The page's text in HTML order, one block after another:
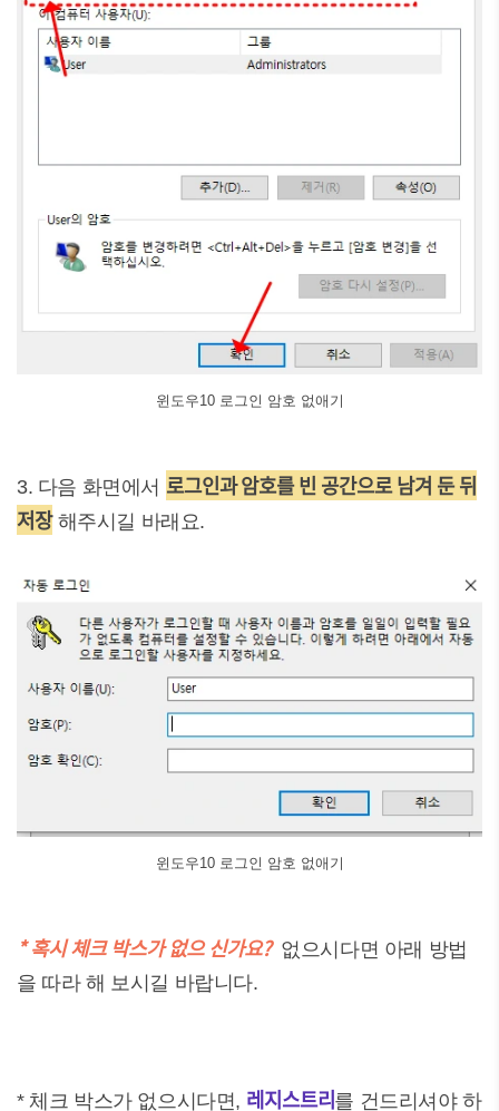
윈도우10 로그인 암호 없애기
3. 다음 화면에서 로그인과 암호를 빈 공간으로 남겨 둔 뒤
저장해주시길 바래요.
윈도우10 로그인 암호 없애기
* 혹시 체크 박스가 없으 신가요? 없으시다면 아래 방법
을 따라 해 보시길 바랍니다.
* 체크 박스가 없으시다면, 레지스트리를 건드리셔야 하